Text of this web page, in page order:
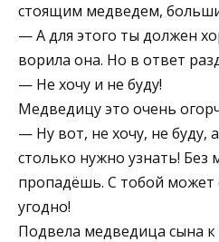
стоящим медведем,
— А для этого ты должен
ворила она. Но в ответ
— Не хочу и не буду!
Медведицу это очень
— Ну вот, не хочу, не буду,
столько нужно узнать!
пропадёшь. С тобой может
угодно!
Подвела медведица сына